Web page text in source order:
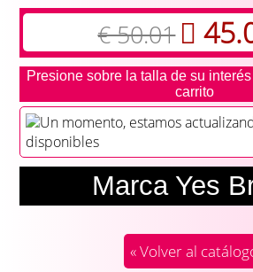
€ 50.01
Presione sobre la talla de su
carrito
Un momento, estamos
disponibles
Marca Yes
« Volver al